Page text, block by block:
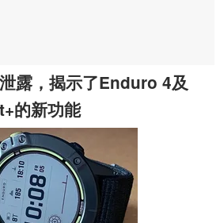
露，揭示了Enduro 4及
的新功能